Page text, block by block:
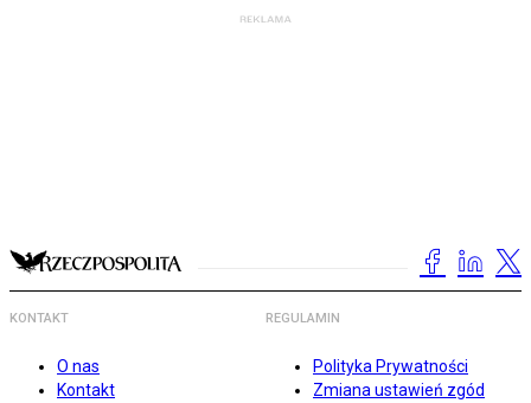
KONTAKT
O nas
Kontakt
REGULAMIN
Polityka Prywatności
Zmiana ustawień zgód